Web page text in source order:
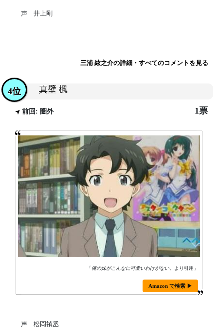
声 井上剛
三浦 絃之介の詳細・すべてのコメントを見る
真壁 楓
4位
前回: 圏外 1票
「俺の妹がこんなに可愛いわけがない。 より引用」
Amazon で検索 ▶
声 松岡禎丞